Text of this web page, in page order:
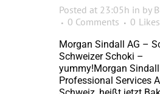
Posted at 23:05h in by
0 Comments
0 Likes
Morgan Sindall AG –
Schweizer Schoki –
yummy!Morgan Sindall
Professional Services